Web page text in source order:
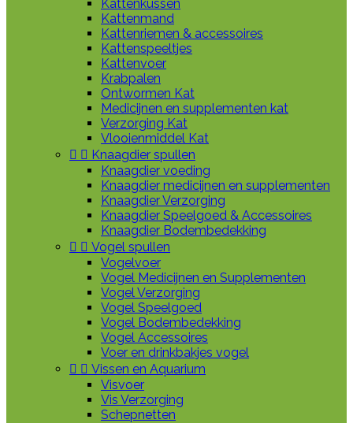
Kattenkussen
Kattenmand
Kattenriemen & accessoires
Kattenspeeltjes
Kattenvoer
Krabpalen
Ontwormen Kat
Medicijnen en supplementen kat
Verzorging Kat
Vlooienmiddel Kat
  Knaagdier spullen
Knaagdier voeding
Knaagdier medicijnen en supplementen
Knaagdier Verzorging
Knaagdier Speelgoed & Accessoires
Knaagdier Bodembedekking
  Vogel spullen
Vogelvoer
Vogel Medicijnen en Supplementen
Vogel Verzorging
Vogel Speelgoed
Vogel Bodembedekking
Vogel Accessoires
Voer en drinkbakjes vogel
  Vissen en Aquarium
Visvoer
Vis Verzorging
Schepnetten